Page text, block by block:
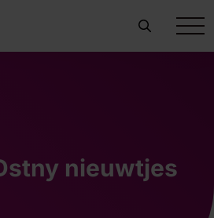
nieuwtjes